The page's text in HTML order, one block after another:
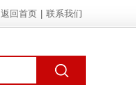
返回首页 联系我们